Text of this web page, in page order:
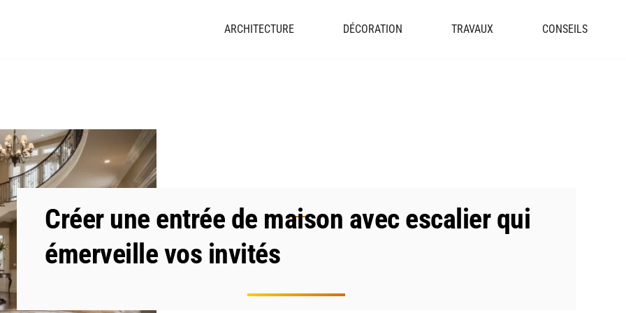
ARCHITECTURE DÉCORATION TRAVAUX CONSEILS
Créer une entrée de maison avec escalier qui
émerveille vos invités